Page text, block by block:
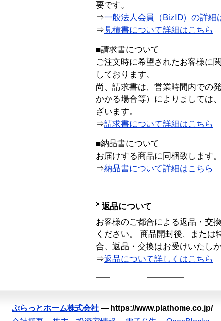
要です。
⇒一般法人会員（BizID）の詳細
⇒ 見積書について詳細はこちら
■請求書について
ご注文時に希望されたお客様に
しております。
尚、請求書は、営業時間内での
かかる場合等）によりましては
ざいます。
⇒請求書について詳細はこちら
■納品書について
お届けする商品に同梱致します。
⇒納品書について詳細はこちら
返品について
お客様のご都合による返品・交
ください。 商品開封後、または
合、返品・交換はお受けいたし
⇒返品について詳しくはこちら
ぷらっとホーム株式会社 — https://www.plathome.co.jp/